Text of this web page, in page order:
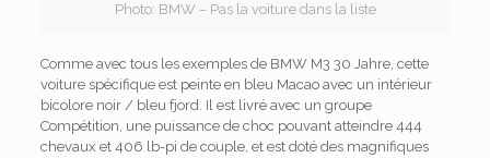
Photo: BMW – Pas la voiture dans la liste
Comme avec tous les exemples de BMW M3 30 Jahre, cette
voiture spécifique est peinte en bleu Macao avec un intérieur
bicolore noir / bleu fjord. Il est livré avec un groupe
Compétition, une puissance de choc pouvant atteindre 444
chevaux et 406 lb-pi de couple, et est doté des magnifiques